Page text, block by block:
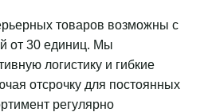
товаров возможны с
от 30 единиц. Мы
логистику и гибкие
отсрочку для постоянных
регулярно